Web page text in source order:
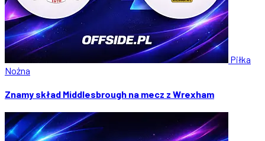
Piłka
Nożna
Znamy skład Middlesbrough na mecz z Wrexham